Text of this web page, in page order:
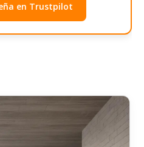
en Trustpilot